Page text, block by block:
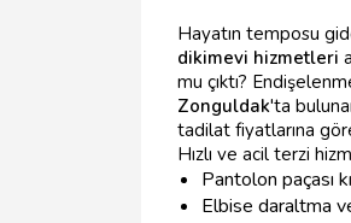
Hayatın temposu
dikimevi hizmetleri
mu çıktı?
Zonguldak'ta
tadilat fiyatlarına
Hızlı ve acil terzi
Pantolon paçası
Elbise daraltma